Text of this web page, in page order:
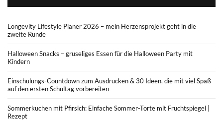
Longevity Lifestyle Planer 2026 – mein Herzensprojekt geht in die
zweite Runde
Halloween Snacks – gruseliges Essen für die Halloween Party mit
Kindern
Einschulungs-Countdown zum Ausdrucken & 30 Ideen, die mit viel Spaß
auf den ersten Schultag vorbereiten
Sommerkuchen mit Pfirsich: Einfache Sommer-Torte mit Fruchtspiegel |
Rezept